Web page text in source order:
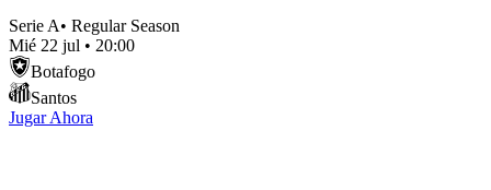
Serie A• Regular Season
Mié 22 jul • 20:00
Botafogo
Santos
Jugar Ahora